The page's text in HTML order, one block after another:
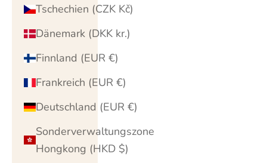
Tschechien (CZK Kč)
Dänemark (DKK kr.)
Finnland (EUR €)
Frankreich (EUR €)
Deutschland (EUR €)
Sonderverwaltungszone
Hongkong (HKD $)